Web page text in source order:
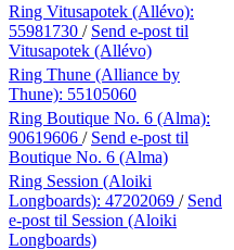
Ring Vitusapotek (Allévo):
55981730 / Send e-post til
Vitusapotek (Allévo)
Ring Thune (Alliance by
Thune): 55105060
Ring Boutique No. 6 (Alma):
90619606 / Send e-post til
Boutique No. 6 (Alma)
Ring Session (Aloiki
Longboards): 47202069 / Send
e-post til Session (Aloiki
Longboards)